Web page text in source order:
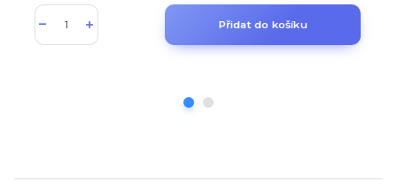
Přidat do košíku